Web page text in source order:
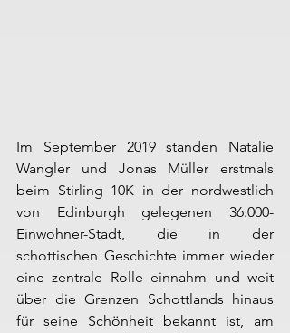
Im September 2019 standen Natalie
Wangler und Jonas Müller erstmals
beim Stirling 10K in der nordwestlich
von Edinburgh gelegenen 36.000-
Einwohner-Stadt, die in der
schottischen Geschichte immer wieder
eine zentrale Rolle einnahm und weit
über die Grenzen Schottlands hinaus
für seine Schönheit bekannt ist, am